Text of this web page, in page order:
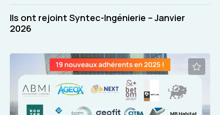
Ils ont rejoint Syntec-Ingénierie – Janvier
2026